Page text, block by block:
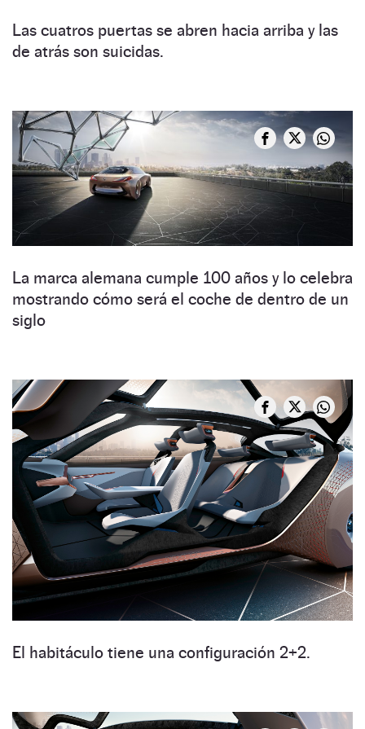
Las cuatros puertas se abren hacia arriba y las
de atrás son suicidas.
La marca alemana cumple 100 años y lo celebra
mostrando cómo será el coche de dentro de un
siglo
El habitáculo tiene una configuración 2+2.